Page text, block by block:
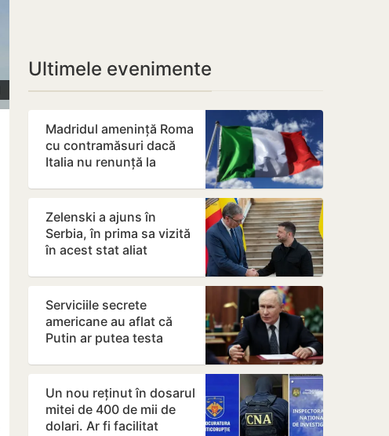
Ultimele evenimente
Madridul amenință Roma
cu contramăsuri dacă
Italia nu renunță la
pentru…
Zelenski a ajuns în
Serbia, în prima sa vizită
în acest stat aliat
2022
Serviciile secrete
americane au aflat că
Putin ar putea testa
această…
Un nou reținut în dosarul
mitei de 400 de mii de
dolari. Ar fi facilitat